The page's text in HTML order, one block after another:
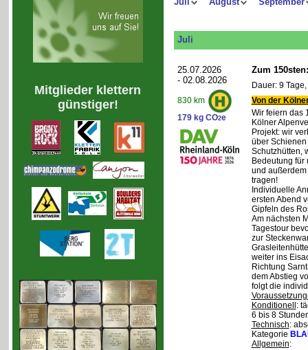
Mitglieder klettern
günstiger!
Juli
25.07.2026
- 02.08.2026
830 km
179 kg CO2e
Zum
Dauer: 9
Von der
Wir feiern das
Kölner
Projekt: wir
über
Schutzhütten,
Bedeutung
und
tragen!
Individuelle
ersten Abend
Gipfeln des
Am nächsten
Tagestour
zur
weiter ins
Richtung
dem Abstieg
folgt die
Konditionell :
6 bis 8
Technisch:
Kategorie
Allgemein: